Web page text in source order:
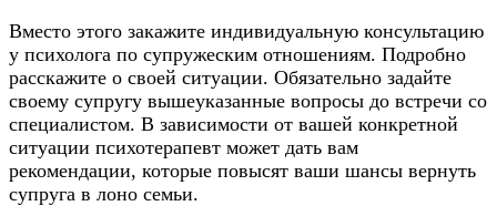
Вместо этого закажите индивидуальную консультацию
у психолога по супружеским отношениям. Подробно
расскажите о своей ситуации. Обязательно задайте
своему супругу вышеуказанные вопросы до встречи со
специалистом. В зависимости от вашей конкретной
ситуации психотерапевт может дать вам
рекомендации, которые повысят ваши шансы вернуть
супруга в лоно семьи.